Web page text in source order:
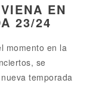
EN
23/24
momento en la
se
temporada